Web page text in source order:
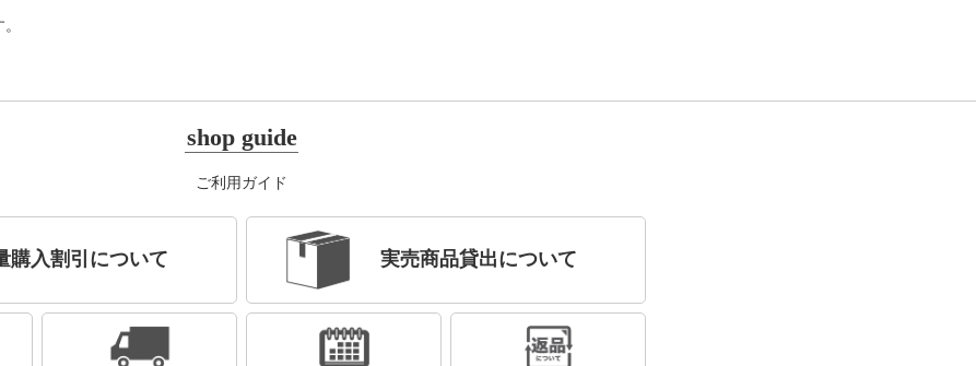
shop guide
ご利用ガイド
購入割引について 実売商品貸出について